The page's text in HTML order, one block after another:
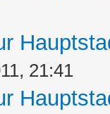
21:41